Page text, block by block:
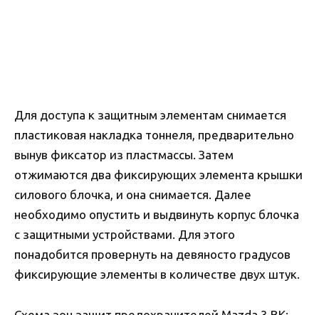
Для доступа к защитным элементам снимается
пластиковая накладка тоннеля, предварительно
вынув фиксатор из пластмассы. Затем
отжимаются два фиксирующих элемента крышки
силового блочка, и она снимается. Далее
необходимо опустить и выдвинуть корпус блочка
с защитными устройствами. Для этого
понадобится провернуть на девяносто градусов
фиксирующие элементы в количестве двух штук.